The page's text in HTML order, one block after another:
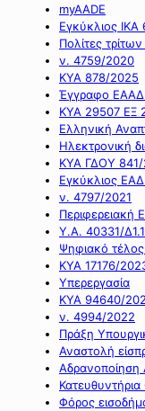
myAADE
Εγκύκλιος
Πολίτες
ν. 4759/2020
ΚΥΑ 878/2025
Έγγραφο
ΚΥΑ 29507 ΕΞ
Ελληνική
Ηλεκτρονική
ΚΥΑ ΓΔΟΥ 841/
Εγκύκλιος
ν. 4797/2021
Περιφερειακή
Υ.Α. 40331/
Ψηφιακό
ΚΥΑ 17176/
Υπερεργασία
ΚΥΑ 94640/
ν. 4994/2022
Πράξη
Αναστολή
Φόρος